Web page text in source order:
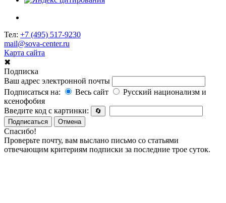
Тел: +7 (495) 517-9230
mail@sova-center.ru
Карта сайта
✖
Подписка
Ваш адрес электронной почты
Подписаться на:
Весь сайт
Русский национализм и
ксенофобия
Введите код с картинки:
🔄
Подписаться
Отмена
Спасибо!
Проверьте почту, вам выслано письмо со статьями
отвечающим критериям подписки за последние трое суток.